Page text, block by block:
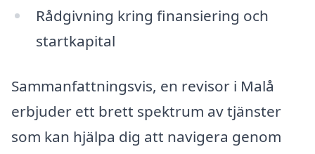
Rådgivning kring finansiering och
startkapital
Sammanfattningsvis, en revisor i Malå
erbjuder ett brett spektrum av tjänster
som kan hjälpa dig att navigera genom